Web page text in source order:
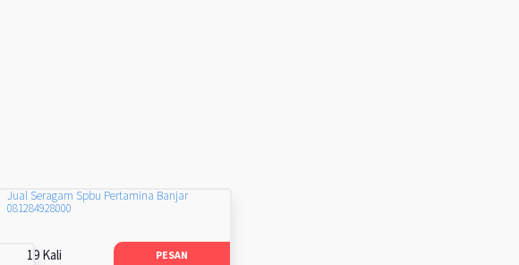
Jual Seragam Spbu Pertamina Banjar
081284928000
19 Kali PESAN